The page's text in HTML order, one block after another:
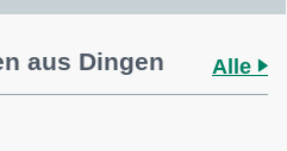
aus Dingen Alle